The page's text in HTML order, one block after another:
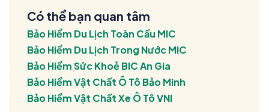
Có thể bạn quan tâm
Bảo Hiểm Du Lịch Toàn Cầu MIC
Bảo Hiểm Du Lịch Trong Nước MIC
Bảo Hiểm Sức Khoẻ BIC An Gia
Bảo Hiểm Vật Chất Ô Tô Bảo Minh
Bảo Hiểm Vật Chất Xe Ô Tô VNI